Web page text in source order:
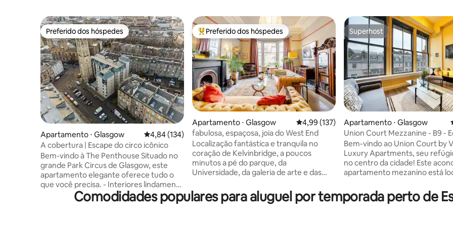
Preferido dos hóspedes
Preferido dos hóspedes
Apartamento ⋅ Glasgow 4,84 de uma avaliação média de 5, 134 avaliações
4,84 (134)
A cobertura | Escape do circo icônico
Bem-vindo à The Penthouse Situado no
grande Park Circus de Glasgow, este
apartamento elegante oferece tudo o
que você precisa. - Interiores lindamente
projetados - Wi-Fi super rápido e
controles de aquecimento - Smart TV de
Entre os melhores preferidos dos hóspedes
Preferido dos hóspedes
Apartamento ⋅ Glasgow 4,99 de uma avaliação média de 5, 137
4,99 (137)
fabulosa, espaçosa, joia do West End
Localização fantástica e tranquila no
coração de Kelvinbridge, a poucos
minutos a pé do parque, da
Universidade, da galeria de arte e das
Térreo de uma townhouse de Glasgow
dos anos 1870, Grande sala de estar -
Superhost
Superhost
Apartamento ⋅ Glasgow
Union Court Mezzanine - B9 -
tem elevador
Bem-vindo ao Union Court by
Luxury Apartments, seu
no centro da cidade! Este
apartamento mezanino está
Central de Glasgow. Este
lindamente renovado oferece
Comodidades populares para aluguel por temporada perto de